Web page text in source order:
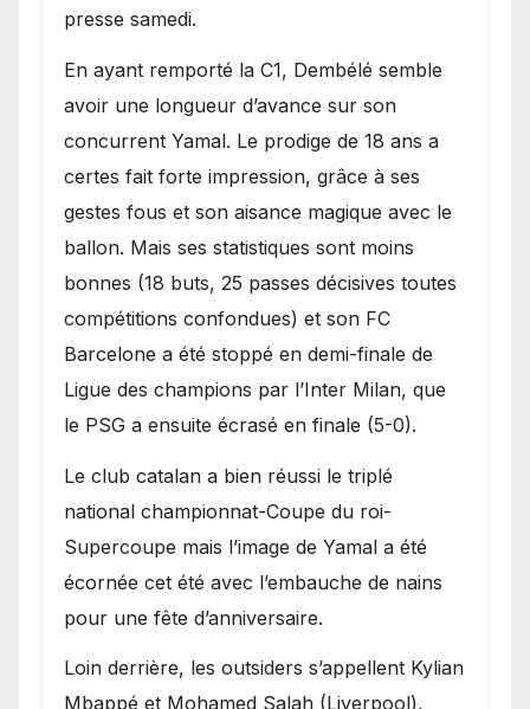
presse samedi.
En ayant remporté la C1, Dembélé semble
avoir une longueur d’avance sur son
concurrent Yamal. Le prodige de 18 ans a
certes fait forte impression, grâce à ses
gestes fous et son aisance magique avec le
ballon. Mais ses statistiques sont moins
bonnes (18 buts, 25 passes décisives toutes
compétitions confondues) et son FC
Barcelone a été stoppé en demi-finale de
Ligue des champions par l’Inter Milan, que
le PSG a ensuite écrasé en finale (5-0).
Le club catalan a bien réussi le triplé
national championnat-Coupe du roi-
Supercoupe mais l’image de Yamal a été
écornée cet été avec l’embauche de nains
pour une fête d’anniversaire.
Loin derrière, les outsiders s’appellent Kylian
Mbappé et Mohamed Salah (Liverpool),